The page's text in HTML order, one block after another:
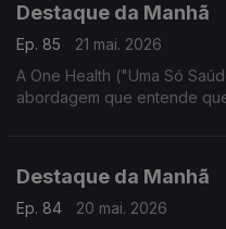
Destaque da Manhã
Ep. 85
21 mai. 2026
A One Health ("Uma Só
abordagem que entende
Destaque da Manhã
Ep. 84
20 mai. 2026